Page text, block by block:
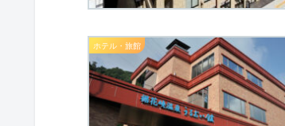
ホテル・旅館